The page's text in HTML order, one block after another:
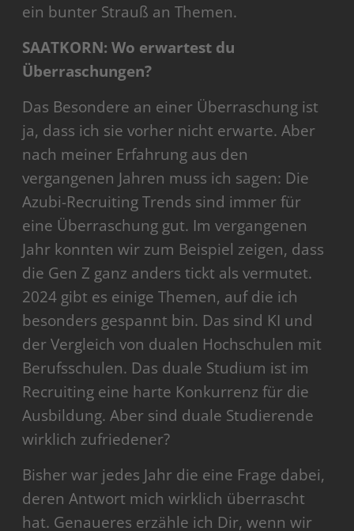
ein bunter Strauß an Themen.
SAATKORN: Wo erwartest du
Überraschungen?
Das Besondere an einer Überraschung ist
ja, dass ich sie vorher nicht erwarte. Aber
nach meiner Erfahrung aus den
vergangenen Jahren muss ich sagen: Die
Azubi-Recruiting Trends sind immer für
eine Überraschung gut. Im vergangenen
Jahr konnten wir zum Beispiel zeigen, dass
die Gen Z ganz anders tickt als vermutet.
2024 gibt es einige Themen, auf die ich
besonders gespannt bin. Das sind KI und
der Vergleich von dualen Hochschulen mit
Berufsschulen. Das duale Studium ist im
Recruiting eine harte Konkurrenz für die
Ausbildung. Aber sind duale Studierende
wirklich zufriedener?
Bisher war jedes Jahr die eine Frage dabei,
deren Antwort mich wirklich überrascht
hat. Genaueres erzähle ich Dir, wenn wir